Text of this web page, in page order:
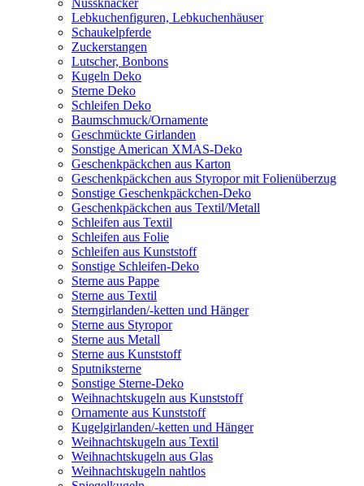
Lebkuchenfiguren, Lebkuchenhäuser
Schaukelpferde
Zuckerstangen
Lutscher, Bonbons
Kugeln Deko
Sterne Deko
Schleifen Deko
Baumschmuck/Ornamente
Geschmückte Girlanden
Sonstige American XMAS-Deko
Geschenkpäckchen aus Karton
Geschenkpäckchen aus Styropor mit Folienüberzug
Sonstige Geschenkpäckchen-Deko
Geschenkpäckchen aus Textil/Metall
Schleifen aus Textil
Schleifen aus Folie
Schleifen aus Kunststoff
Sonstige Schleifen-Deko
Sterne aus Pappe
Sterne aus Textil
Sterngirlanden/-ketten und Hänger
Sterne aus Styropor
Sterne aus Metall
Sterne aus Kunststoff
Sputniksterne
Sonstige Sterne-Deko
Weihnachtskugeln aus Kunststoff
Ornamente aus Kunststoff
Kugelgirlanden/-ketten und Hänger
Weihnachtskugeln aus Textil
Weihnachtskugeln aus Glas
Weihnachtskugeln nahtlos